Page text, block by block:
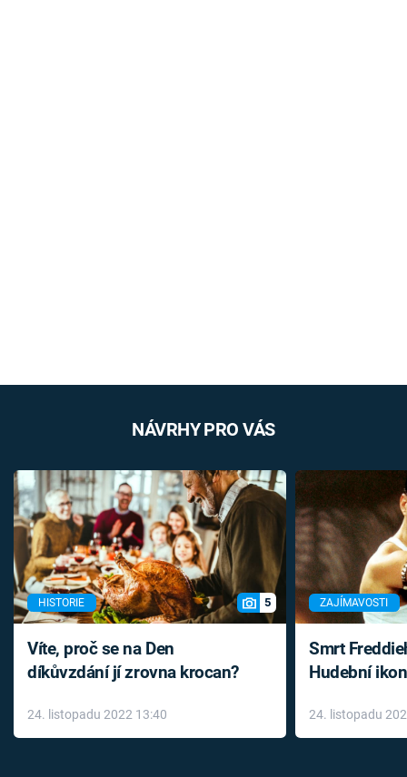
NÁVRHY PRO VÁS
HISTORIE 5
Víte, proč se na Den
díkůvzdání jí zrovna krocan?
24. listopadu 2022 13:40
ZAJÍMAVOSTI
Smrt
Hudební
léky
24. listopadu